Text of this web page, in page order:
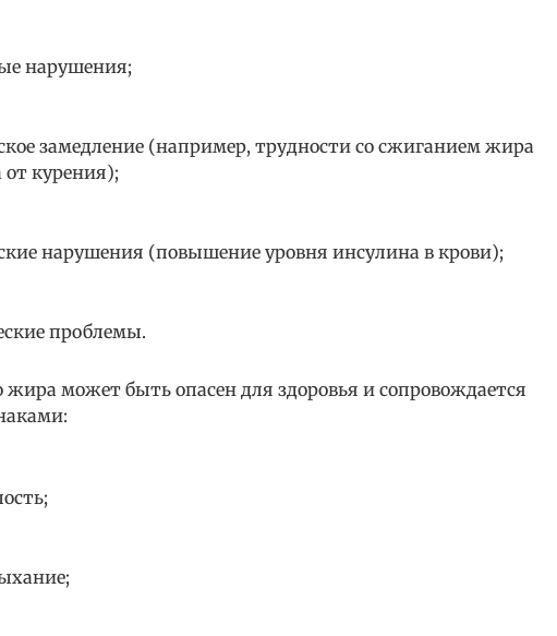
нарушения;
замедление (например, трудности со сжиганием жира
от курения);
нарушения (повышение уровня инсулина в крови);
проблемы.
может быть опасен для здоровья и сопровождается